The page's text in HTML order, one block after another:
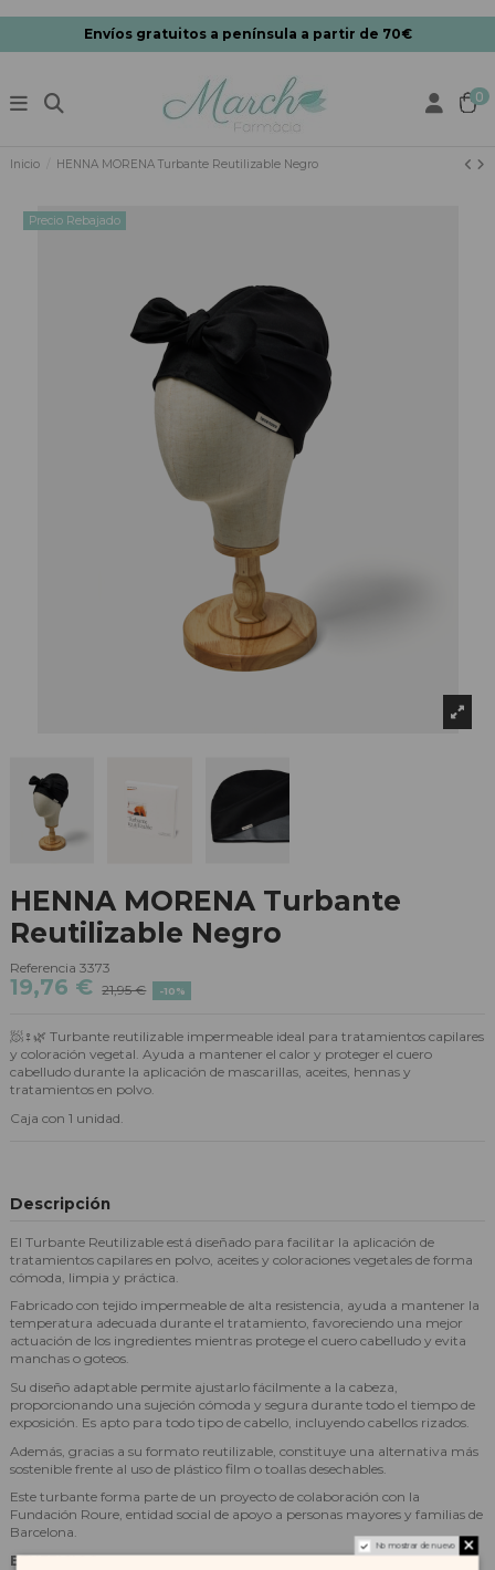
Envíos gratuitos a península a partir de 70€
0
Inicio HENNA MORENA Turbante Reutilizable Negro
Precio Rebajado
HENNA MORENA Turbante
Reutilizable Negro
Referencia 3373
19,76 € 21,95 € -10%
🧖♀️🌿 Turbante reutilizable impermeable ideal para tratamientos capilares
y coloración vegetal. Ayuda a mantener el calor y proteger el cuero
cabelludo durante la aplicación de mascarillas, aceites, hennas y
tratamientos en polvo.
Caja con 1 unidad.
Descripción
El Turbante Reutilizable está diseñado para facilitar la aplicación de
tratamientos capilares en polvo, aceites y coloraciones vegetales de forma
cómoda, limpia y práctica.
Fabricado con tejido impermeable de alta resistencia, ayuda a mantener la
temperatura adecuada durante el tratamiento, favoreciendo una mejor
actuación de los ingredientes mientras protege el cuero cabelludo y evita
manchas o goteos.
Su diseño adaptable permite ajustarlo fácilmente a la cabeza,
proporcionando una sujeción cómoda y segura durante todo el tiempo de
exposición. Es apto para todo tipo de cabello, incluyendo cabellos rizados.
Además, gracias a su formato reutilizable, constituye una alternativa más
sostenible frente al uso de plástico film o toallas desechables.
Este turbante forma parte de un proyecto de colaboración con la
Fundación Roure, entidad social de apoyo a personas mayores y familias de
Barcelona.
BENEFICIOS
No mostrar de nuevo